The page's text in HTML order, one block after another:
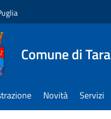
Comune di
Novità Servizi